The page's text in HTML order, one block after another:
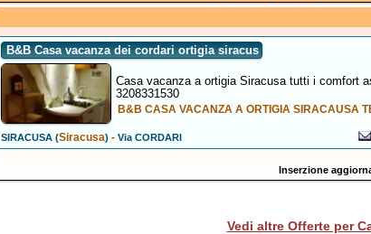
B&B Casa vacanza dei cordari ortigia siracus
Casa vacanza a ortigia Siracusa tutti i comfort
3208331530
B&B CASA VACANZA A ORTIGIA SIRACAUSA
SIRACUSA (Siracusa) -Via CORDARI
Inserzione
Vedi altre Offerte per